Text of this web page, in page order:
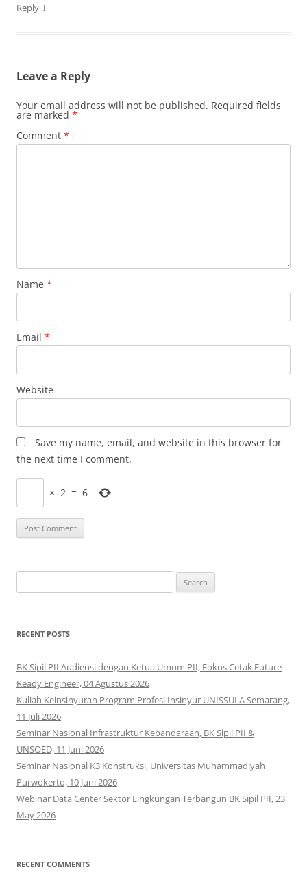
Reply ↓
Leave a Reply
Your email address will not be published. Required fields
are marked *
Comment *
Name *
Email *
Website
Save my name, email, and website in this browser for
the next time I comment.
× 2 = 6
for:
RECENT POSTS
BK Sipil PII Audiensi dengan Ketua Umum PII, Fokus Cetak Future
Ready Engineer, 04 Agustus 2026
Kuliah Keinsinyuran Program Profesi Insinyur UNISSULA Semarang,
11 Juli 2026
Seminar Nasional Infrastruktur Kebandaraan, BK Sipil PII &
UNSOED, 11 Juni 2026
Seminar Nasional K3 Konstruksi, Universitas Muhammadiyah
Purwokerto, 10 Juni 2026
Webinar Data Center Sektor Lingkungan Terbangun BK Sipil PII, 23
May 2026
RECENT COMMENTS